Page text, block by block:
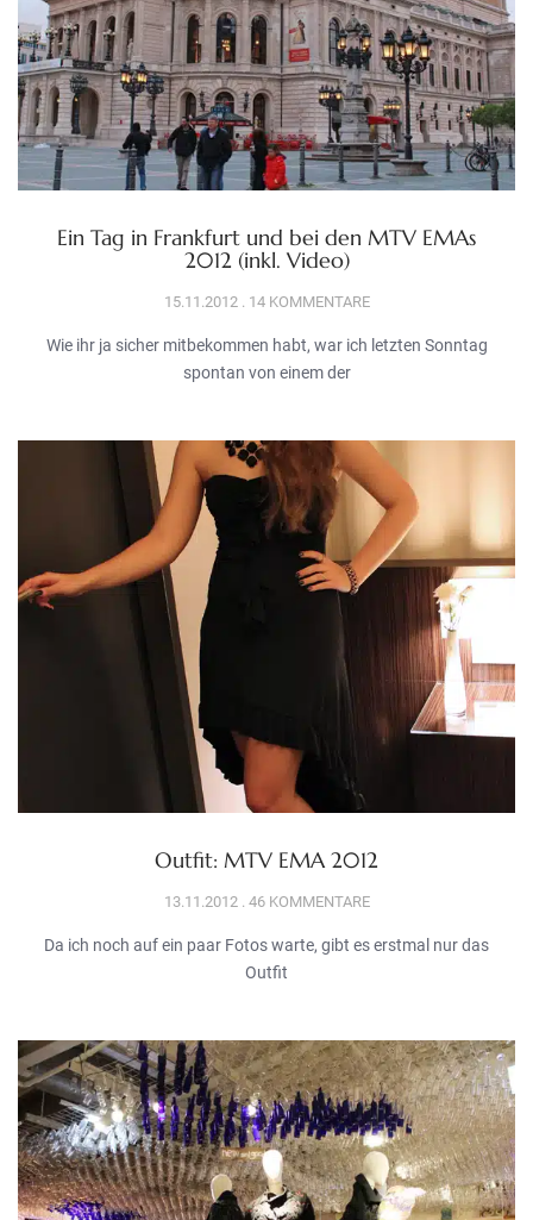
Ein Tag in Frankfurt und bei den MTV EMAs
2012 (inkl. Video)
15.11.2012 14 KOMMENTARE
Wie ihr ja sicher mitbekommen habt, war ich letzten Sonntag
spontan von einem der
Outfit: MTV EMA 2012
13.11.2012 46 KOMMENTARE
Da ich noch auf ein paar Fotos warte, gibt es erstmal nur das
Outfit